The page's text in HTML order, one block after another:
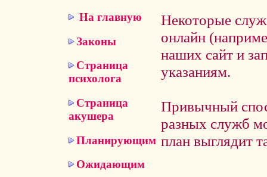
На главную
Законы
Страница
психолога
Страница
акушера
Планирующим
Ожидающим
Некоторые
онлайн
наших сайт и
указаниям.
Привычный
разных служб
план выглядит